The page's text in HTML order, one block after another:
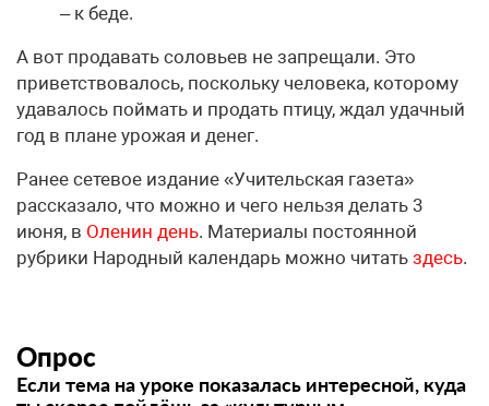
– к беде.
А вот продавать соловьев не запрещали. Это
приветствовалось, поскольку человека, которому
удавалось поймать и продать птицу, ждал удачный
год в плане урожая и денег.
Ранее сетевое издание «Учительская газета»
рассказало, что можно и чего нельзя делать 3
июня, в Оленин день. Материалы постоянной
рубрики Народный календарь можно читать здесь.
Опрос
Если тема на уроке показалась интересной, куда